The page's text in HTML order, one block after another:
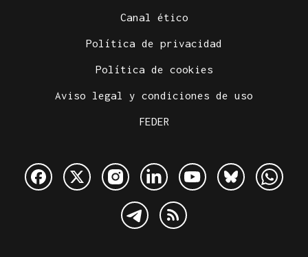
Canal ético
Política de privacidad
Política de cookies
Aviso legal y condiciones de uso
FEDER